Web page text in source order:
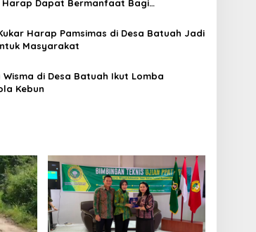
Harap Dapat Bermanfaat Bagi
Harap Pamsimas di Desa Batuah Jadi
Masyarakat
Wisma di Desa Batuah Ikut Lomba
Kebun